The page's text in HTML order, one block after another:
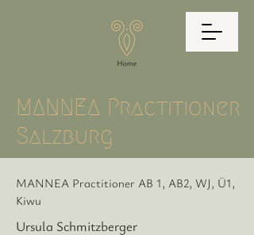
MANNEA Practitioner
Salzburg
MANNEA Practitioner AB 1, AB2, WJ, Ü1,
Kiwu
Ursula Schmitzberger